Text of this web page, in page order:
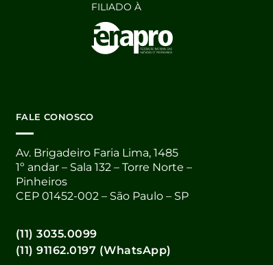
FILIADO À
FALE CONOSCO
Av. Brigadeiro Faria Lima, 1485
1º andar – Sala 132 – Torre Norte –
Pinheiros
CEP 01452-002 – São Paulo – SP
(11) 3035.0099
(11) 91162.0197 (WhatsApp)